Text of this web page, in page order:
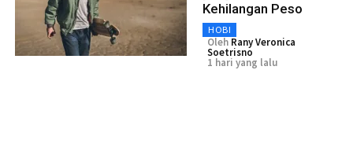
Kehilangan Peso
HOBI
Oleh Rany Veronica
Soetrisno
1 hari yang lalu